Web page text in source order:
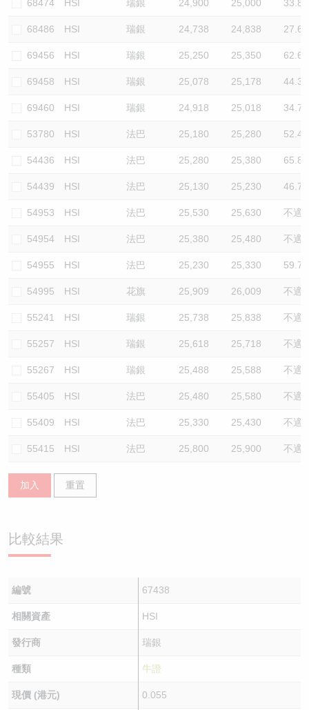
68474 HSI 瑞銀 24,900 25,000 33.8
68486 HSI 瑞銀 24,738 24,838 27.6
69456 HSI 瑞銀 25,250 25,350 62.6
69458 HSI 瑞銀 25,078 25,178 44.3
69460 HSI 瑞銀 24,918 25,018 34.7
53780 HSI 法巴 25,180 25,280 52.4
54436 HSI 法巴 25,280 25,380 65.8
54439 HSI 法巴 25,130 25,230 46.7
54953 HSI 法巴 25,530 25,630 不適
54954 HSI 法巴 25,380 25,480 不適
54955 HSI 法巴 25,230 25,330 59.7
54995 HSI 花旗 25,909 26,009 不適
55241 HSI 瑞銀 25,738 25,838 不適
55257 HSI 瑞銀 25,618 25,718 不適
55267 HSI 瑞銀 25,488 25,588 不適
55405 HSI 法巴 25,480 25,580 不適
55409 HSI 法巴 25,330 25,430 不適
55415 HSI 法巴 25,800 25,900 不適
加入 重置
比較結果
編號 67438
相關資產 HSI
發行商 瑞銀
種類 牛證
現價 (港元) 0.055